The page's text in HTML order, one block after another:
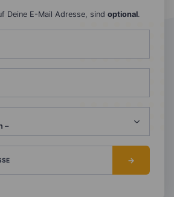
Deine E-Mail Adresse, sind optional.